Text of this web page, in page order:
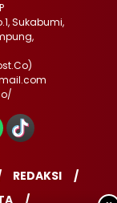
Sukabumi,
REDAKSI